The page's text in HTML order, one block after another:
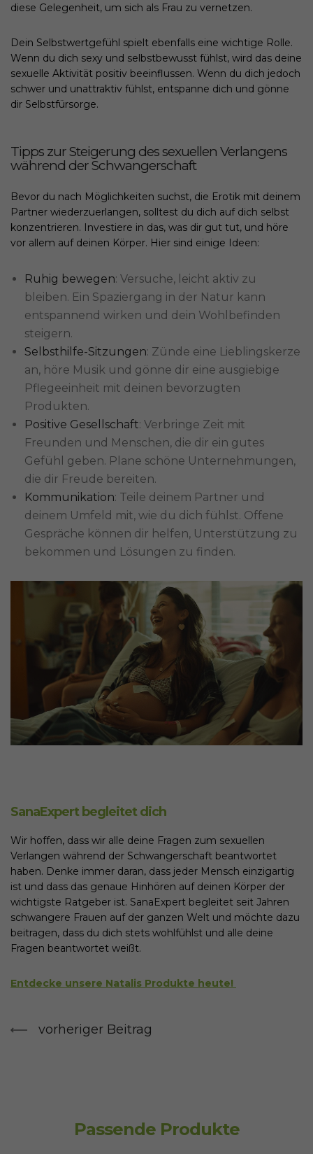
diese Gelegenheit, um sich als Frau zu vernetzen.
Dein Selbstwertgefühl spielt ebenfalls eine wichtige Rolle.
Wenn du dich sexy und selbstbewusst fühlst, wird das deine
sexuelle Aktivität positiv beeinflussen. Wenn du dich jedoch
schwer und unattraktiv fühlst, entspanne dich und gönne
dir Selbstfürsorge.
Tipps zur Steigerung des sexuellen Verlangens
während der Schwangerschaft
Bevor du nach Möglichkeiten suchst, die Erotik mit deinem
Partner wiederzuerlangen, solltest du dich auf dich selbst
konzentrieren. Investiere in das, was dir gut tut, und höre
vor allem auf deinen Körper. Hier sind einige Ideen:
Ruhig bewegen: Versuche, leicht aktiv zu
bleiben. Ein Spaziergang in der Natur kann
entspannend wirken und dein Wohlbefinden
steigern.
Selbsthilfe-Sitzungen: Zünde eine Lieblingskerze
an, höre Musik und gönne dir eine ausgiebige
Pflegeeinheit mit deinen bevorzugten
Produkten.
Positive Gesellschaft: Verbringe Zeit mit
Freunden und Menschen, die dir ein gutes
Gefühl geben. Plane schöne Unternehmungen,
die dir Freude bereiten.
Kommunikation: Teile deinem Partner und
deinem Umfeld mit, wie du dich fühlst. Offene
Gespräche können dir helfen, Unterstützung zu
bekommen und Lösungen zu finden.
SanaExpert begleitet dich
Wir hoffen, dass wir alle deine Fragen zum sexuellen
Verlangen während der Schwangerschaft beantwortet
haben. Denke immer daran, dass jeder Mensch einzigartig
ist und dass das genaue Hinhören auf deinen Körper der
wichtigste Ratgeber ist. SanaExpert begleitet seit Jahren
schwangere Frauen auf der ganzen Welt und möchte dazu
beitragen, dass du dich stets wohlfühlst und alle deine
Fragen beantwortet weißt.
Entdecke unsere Natalis Produkte heute!
vorheriger Beitrag
Passende Produkte